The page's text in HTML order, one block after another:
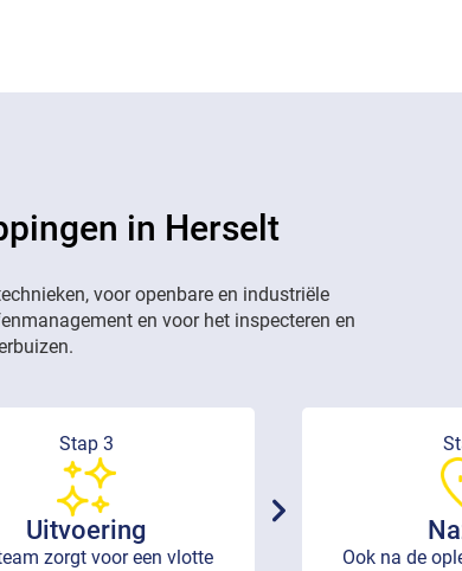
in Herselt
voor openbare en industriële
en voor het inspecteren en
Stap 3
Uitvoering
zorgt voor een vlotte
Ook na de